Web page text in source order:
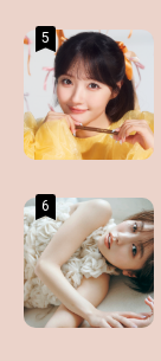
5
6
5
6
5
6